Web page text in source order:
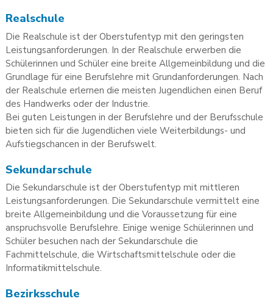
Realschule
Die Realschule ist der Oberstufentyp mit den geringsten
Leistungsanforderungen. In der Realschule erwerben die
Schülerinnen und Schüler eine breite Allgemeinbildung und die
Grundlage für eine Berufslehre mit Grundanforderungen. Nach
der Realschule erlernen die meisten Jugendlichen einen Beruf
des Handwerks oder der Industrie.
Bei guten Leistungen in der Berufslehre und der Berufsschule
bieten sich für die Jugendlichen viele Weiterbildungs- und
Aufstiegschancen in der Berufswelt.
Sekundarschule
Die Sekundarschule ist der Oberstufentyp mit mittleren
Leistungsanforderungen. Die Sekundarschule vermittelt eine
breite Allgemeinbildung und die Voraussetzung für eine
anspruchsvolle Berufslehre. Einige wenige Schülerinnen und
Schüler besuchen nach der Sekundarschule die
Fachmittelschule, die Wirtschaftsmittelschule oder die
Informatikmittelschule.
Bezirksschule